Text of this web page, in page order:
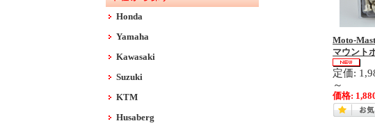
Honda
Yamaha
Kawasaki
Suzuki
KTM
Husaberg
Moto-
マウント
定価:
～
価格: